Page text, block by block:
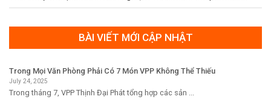
BÀI VIẾT MỚI CẬP NHẬT
Trong Mọi Văn Phòng Phải Có 7 Món VPP Không Thể Thiếu
July 24, 2025
Trong tháng 7, VPP Thịnh Đại Phát tổng hợp các sản ...